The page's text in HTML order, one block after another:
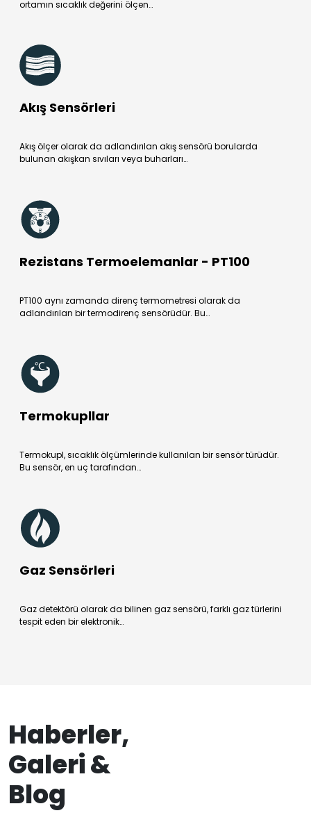
ortamın sıcaklık değerini ölçen…
Akış Sensörleri
Akış ölçer olarak da adlandırılan akış sensörü borularda
bulunan akışkan sıvıları veya buharları…
Rezistans Termoelemanlar - PT100
PT100 aynı zamanda direnç termometresi olarak da
adlandırılan bir termodirenç sensörüdür. Bu…
Termokupllar
Termokupl, sıcaklık ölçümlerinde kullanılan bir sensör türüdür.
Bu sensör, en uç tarafından…
Gaz Sensörleri
Gaz detektörü olarak da bilinen gaz sensörü, farklı gaz türlerini
tespit eden bir elektronik…
Haberler,
Galeri &
Blog